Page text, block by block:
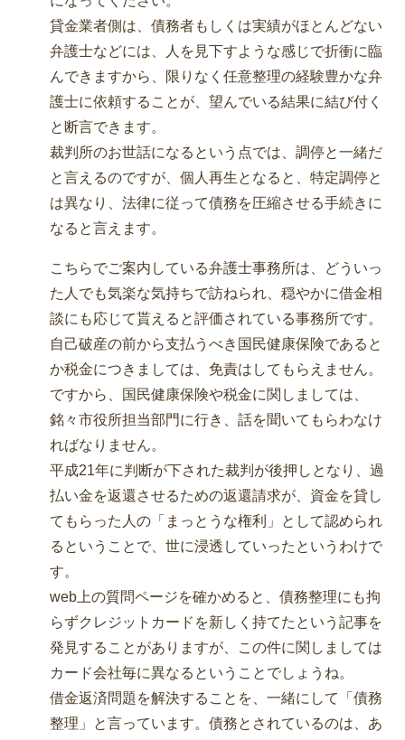
貸金業者側は、債務者もしくは実績がほとんどない
弁護士などには、人を見下すような感じで折衝に臨
んできますから、限りなく任意整理の経験豊かな弁
護士に依頼することが、望んでいる結果に結び付く
と断言できます。
裁判所のお世話になるという点では、調停と一緒だ
と言えるのですが、個人再生となると、特定調停と
は異なり、法律に従って債務を圧縮させる手続きに
なると言えます。
こちらでご案内している弁護士事務所は、どういっ
た人でも気楽な気持ちで訪ねられ、穏やかに借金相
談にも応じて貰えると評価されている事務所です。
自己破産の前から支払うべき国民健康保険であると
か税金につきましては、免責はしてもらえません。
ですから、国民健康保険や税金に関しましては、
銘々市役所担当部門に行き、話を聞いてもらわなけ
ればなりません。
平成21年に判断が下された裁判が後押しとなり、過
払い金を返還させるための返還請求が、資金を貸し
てもらった人の「まっとうな権利」として認められ
るということで、世に浸透していったというわけで
す。
web上の質問ページを確かめると、債務整理にも拘
らずクレジットカードを新しく持てたという記事を
発見することがありますが、この件に関しましては
カード会社毎に異なるということでしょうね。
借金返済問題を解決することを、一緒にして「債務
整理」と言っています。債務とされているのは、あ